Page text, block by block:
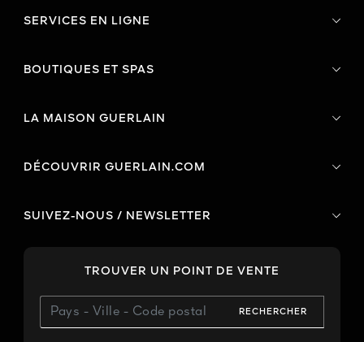
SERVICES EN LIGNE
BOUTIQUES ET SPAS
LA MAISON GUERLAIN
DÉCOUVRIR GUERLAIN.COM
SUIVEZ-NOUS / NEWSLETTER
TROUVER UN POINT DE VENTE
RECHERCHER